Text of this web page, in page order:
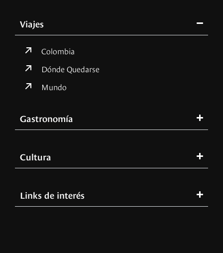
Viajes
Colombia
Dónde Quedarse
Mundo
Gastronomía
Cultura
Links de interés